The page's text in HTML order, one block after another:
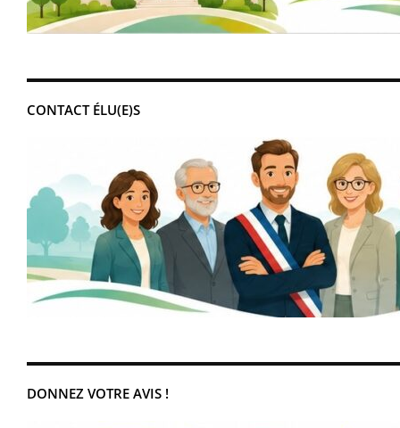
CONTACT ÉLU(E)S
DONNEZ VOTRE AVIS !